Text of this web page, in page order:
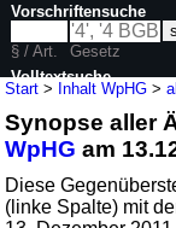
Start > Inhalt WpHG >
Synopse aller
WpHG am
Diese
(linke Spalte) mit
Vorschriftensuche
§ / Art.
Gesetz
Volltextsuche
nur in WpHG